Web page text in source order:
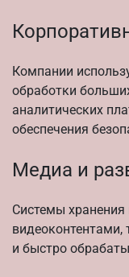
Компании
обработки
аналитических
обеспечения
Медиа и
Системы
видеоконтентами,
и быстро